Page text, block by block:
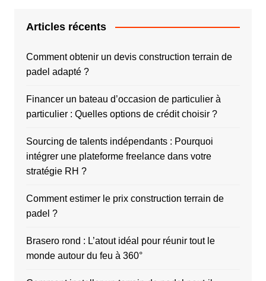
Articles récents
Comment obtenir un devis construction terrain de
padel adapté ?
Financer un bateau d’occasion de particulier à
particulier : Quelles options de crédit choisir ?
Sourcing de talents indépendants : Pourquoi
intégrer une plateforme freelance dans votre
stratégie RH ?
Comment estimer le prix construction terrain de
padel ?
Brasero rond : L’atout idéal pour réunir tout le
monde autour du feu à 360°